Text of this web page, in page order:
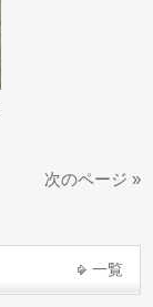
次のページ »
一覧